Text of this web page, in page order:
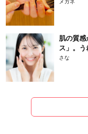
メガネ
肌の質感
ス」。
さな